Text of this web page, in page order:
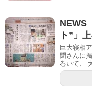
NEWS
ト”」
巨大寝相
聞さんに
巻いて、